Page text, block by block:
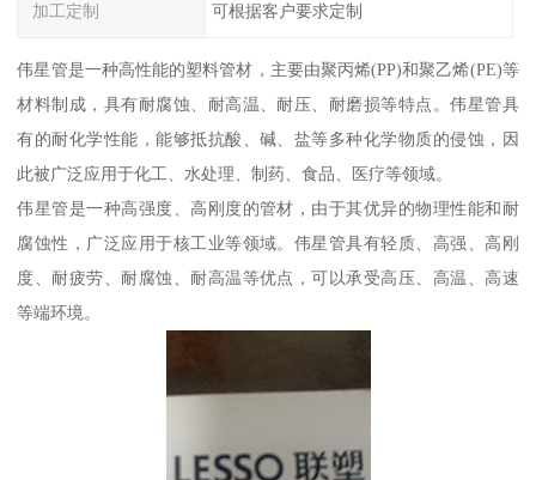
加工定制 可根据客户要求定制
伟星管是一种高性能的塑料管材，主要由聚丙烯(PP)和聚乙烯(PE)等
材料制成，具有耐腐蚀、耐高温、耐压、耐磨损等特点。伟星管具
有的耐化学性能，能够抵抗酸、碱、盐等多种化学物质的侵蚀，因
此被广泛应用于化工、水处理、制药、食品、医疗等领域。
伟星管是一种高强度、高刚度的管材，由于其优异的物理性能和耐
腐蚀性，广泛应用于核工业等领域。伟星管具有轻质、高强、高刚
度、耐疲劳、耐腐蚀、耐高温等优点，可以承受高压、高温、高速
等端环境。